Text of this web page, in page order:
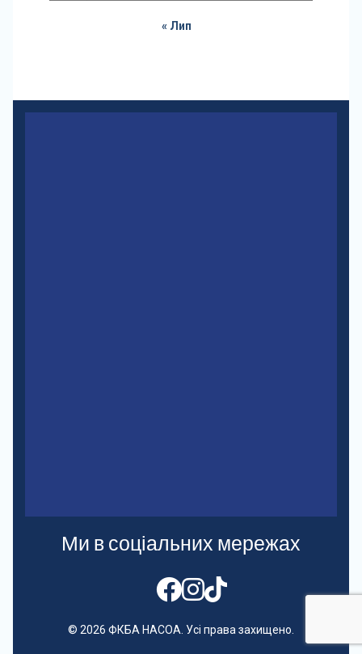
« Лип
Ми в соціальних мережах
© 2026 ФКБА НАСОА. Усі права захищено.